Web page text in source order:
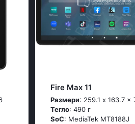
Fire Max 11
Размери: 259.1 x 163.7 x
Тегло: 490 г
SoC: MediaTek MT8188J